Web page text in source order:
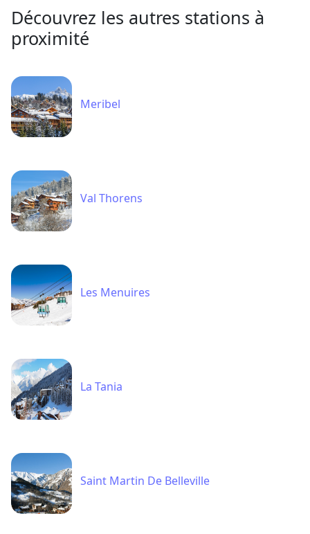
Découvrez les autres stations à
proximité
Meribel
Val Thorens
Les Menuires
La Tania
Saint Martin De Belleville